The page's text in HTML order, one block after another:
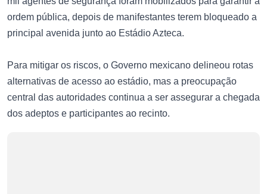
ordem pública, depois de manifestantes terem bloqueado a
principal avenida junto ao Estádio Azteca.
Para mitigar os riscos, o Governo mexicano delineou rotas
alternativas de acesso ao estádio, mas a preocupação
central das autoridades continua a ser assegurar a chegada
dos adeptos e participantes ao recinto.